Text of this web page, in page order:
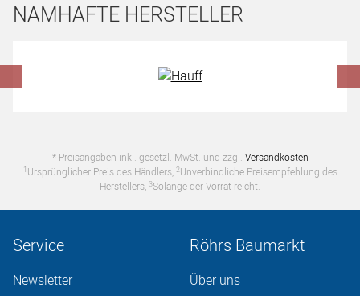
NAMHAFTE HERSTELLER
* Preisangaben inkl. gesetzl. MwSt. und zzgl. Versandkosten
1 Ursprünglicher Preis des Händlers, 2Unverbindliche Preisempfehlung des
Herstellers, 3Solange der Vorrat reicht.
Service
Newsletter
Röhrs Baumarkt
Über uns